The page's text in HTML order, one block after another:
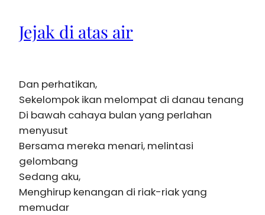
Jejak di atas air
Dan perhatikan,
Sekelompok ikan melompat di danau tenang
Di bawah cahaya bulan yang perlahan
menyusut
Bersama mereka menari, melintasi
gelombang
Sedang aku,
Menghirup kenangan di riak-riak yang
memudar